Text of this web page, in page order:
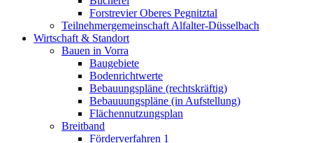
Forstrevier Oberes Pegnitztal
Teilnehmergemeinschaft Alfalter-Düsselbach
Wirtschaft & Standort
Bauen in Vorra
Baugebiete
Bodenrichtwerte
Bebauungspläne (rechtskräftig)
Bebauuungspläne (in Aufstellung)
Flächennutzungsplan
Breitband
Förderverfahren 1